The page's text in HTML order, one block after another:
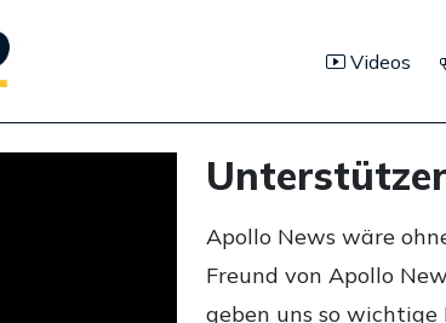
Videos
Apollo News wäre
Freund von Apollo
geben uns so